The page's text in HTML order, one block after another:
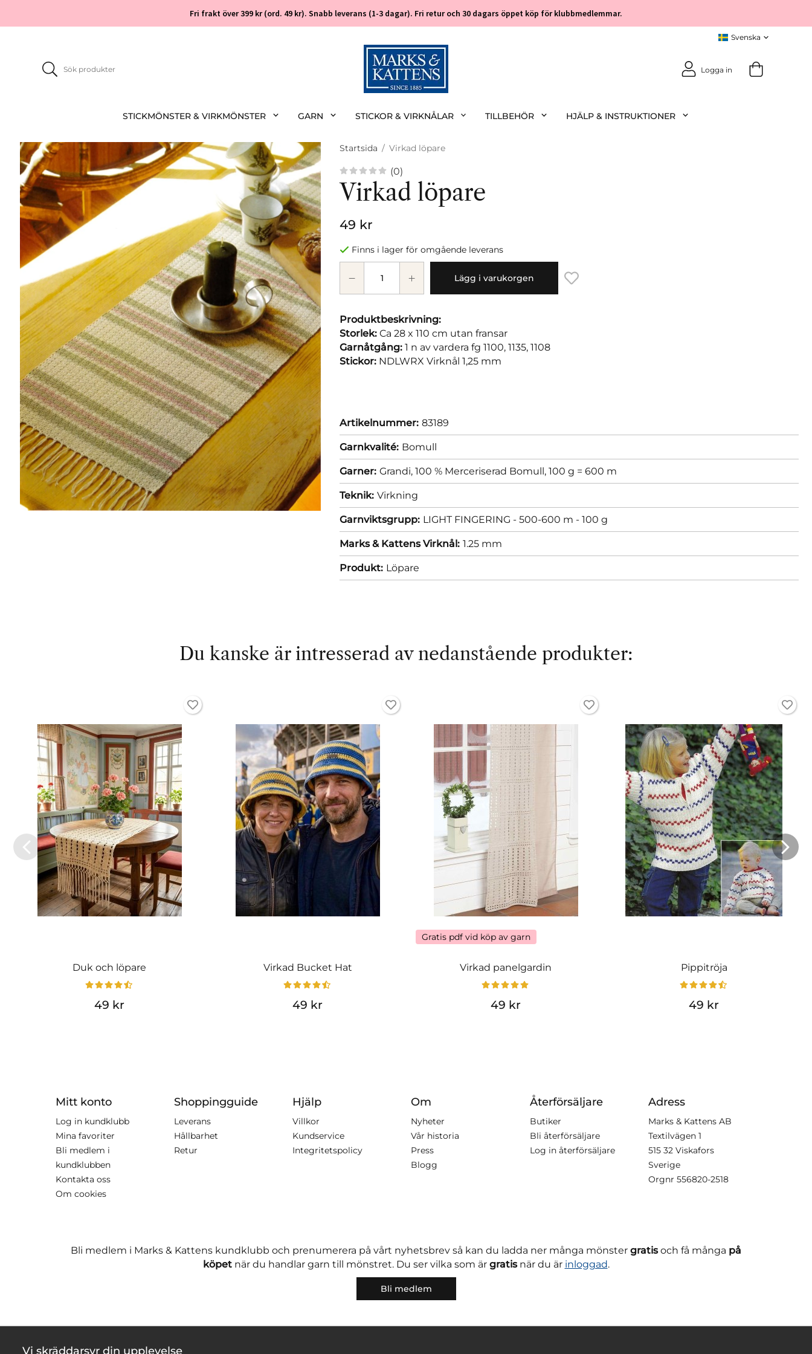
Fri frakt över 399 kr (ord. 49 kr). Snabb leverans (1-3 dagar). Fri retur och 30 dagars öppet köp för klubbmedlemmar.
Logga in
STICKMÖNSTER & VIRKMÖNSTER GARN STICKOR & VIRKNÅLAR TILLBEHÖR HJÄLP & INSTRUKTIONER
Startsida / Virkad löpare
(0)
Virkad löpare
49 kr
Finns i lager för omgående leverans
Lägg i varukorgen
Produktbeskrivning:
Storlek: Ca 28 x 110 cm utan fransar
Garnåtgång: 1 n av vardera fg 1100, 1135, 1108
Stickor: NDLWRX Virknål 1,25 mm
Artikelnummer: 83189
Garnkvalité: Bomull
Garner: Grandi, 100 % Merceriserad Bomull, 100 g = 600 m
Teknik: Virkning
Garnviktsgrupp: LIGHT FINGERING - 500-600 m - 100 g
Marks & Kattens Virknål: 1.25 mm
Produkt: Löpare
Du kanske är intresserad av nedanstående produkter:
Duk och löpare
49 kr
Virkad Bucket Hat
49 kr
Gratis pdf vid köp av garn
Virkad panelgardin
49 kr
Pippitröja
49 kr
Mitt konto
Log in kundklubb
Mina favoriter
Bli medlem i
kundklubben
Kontakta oss
Om cookies
Shoppingguide
Leverans
Hållbarhet
Retur
Hjälp
Villkor
Kundservice
Integritetspolicy
Om
Nyheter
Vår historia
Press
Blogg
Återförsäljare
Butiker
Bli återförsäljare
Log in återförsäljare
Adress
Marks & Kattens AB
Textilvägen 1
515 32 Viskafors
Sverige
Orgnr 556820-2518
Bli medlem i Marks & Kattens kundklubb och prenumerera på vårt nyhetsbrev så kan du ladda ner många mönster gratisoch få många på
köpetnär du handlar garn till mönstret. Du ser vilka som är gratisnär du är inloggad.
Bli medlem
Vi skräddarsyr din upplevelse